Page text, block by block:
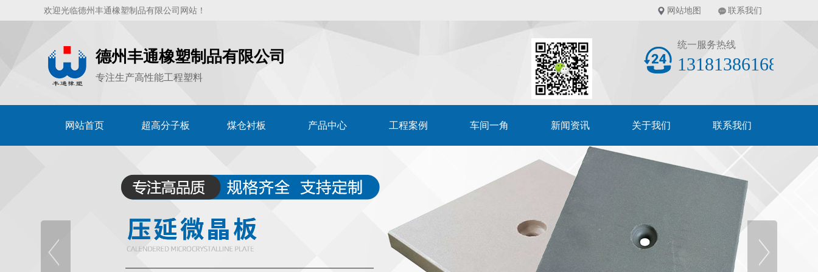
欢迎光临德州丰通橡塑制品有限公司网站！ 网站地图 联系我们
德州丰通橡塑制品有限公司
专注生产高性能工程塑料
统一服务热线
13181386168
网站首页 超高分子板 煤仓衬板 产品中心 工程案例 车间一角 新闻资讯 关于我们 联系我们